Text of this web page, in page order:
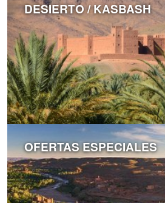
DESIERTO / KASBASH
OFERTAS ESPECIALES